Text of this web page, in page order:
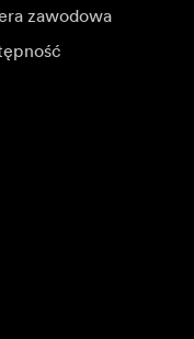
zawodowa